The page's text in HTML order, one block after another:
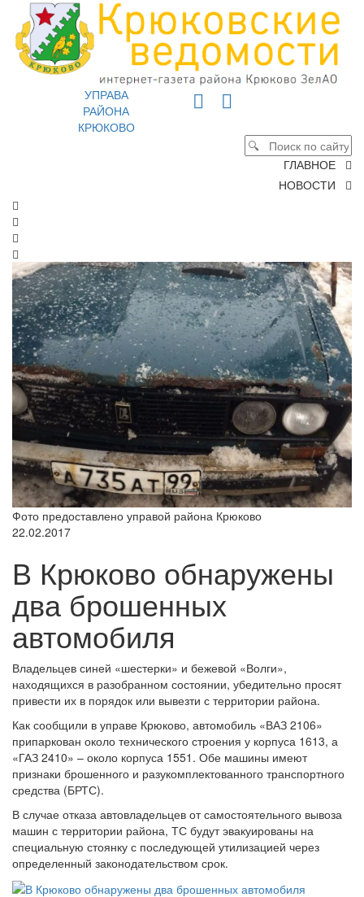
УПРАВА
РАЙОНА
КРЮКОВО
ГЛАВНОЕ
НОВОСТИ
Фото предоставлено управой района Крюково
22.02.2017
В Крюково обнаружены
два брошенных
автомобиля
Владельцев синей «шестерки» и бежевой «Волги»,
находящихся в разобранном состоянии, убедительно просят
привести их в порядок или вывезти с территории района.
Как сообщили в управе Крюково, автомобиль «ВАЗ 2106»
припаркован около технического строения у корпуса 1613, а
«ГАЗ 2410» – около корпуса 1551. Обе машины имеют
признаки брошенного и разукомплектованного транспортного
средства (БРТС).
В случае отказа автовладельцев от самостоятельного вывоза
машин с территории района, ТС будут эвакуированы на
специальную стоянку с последующей утилизацией через
определенный законодательством срок.